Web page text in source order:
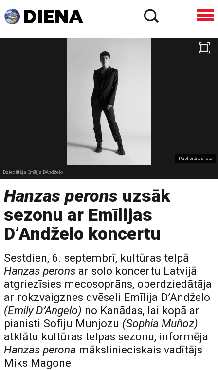
Publicitātes foto
Dziedātāja Emīlija D’Andželo
Hanzas perons uzsāk
sezonu ar Emīlijas
D’Andželo koncertu
Sestdien, 6. septembrī, kultūras telpā
Hanzas perons ar solo koncertu Latvijā
atgriezīsies mecosoprāns, operdziedātāja
ar rokzvaigznes dvēseli Emīlija D’Andželo
(Emily D’Angelo) no Kanādas, lai kopā ar
pianisti Sofiju Munjozu (Sophia Muñoz)
atklātu kultūras telpas sezonu, informēja
Hanzas perona mākslinieciskais vadītājs
Miks Magone